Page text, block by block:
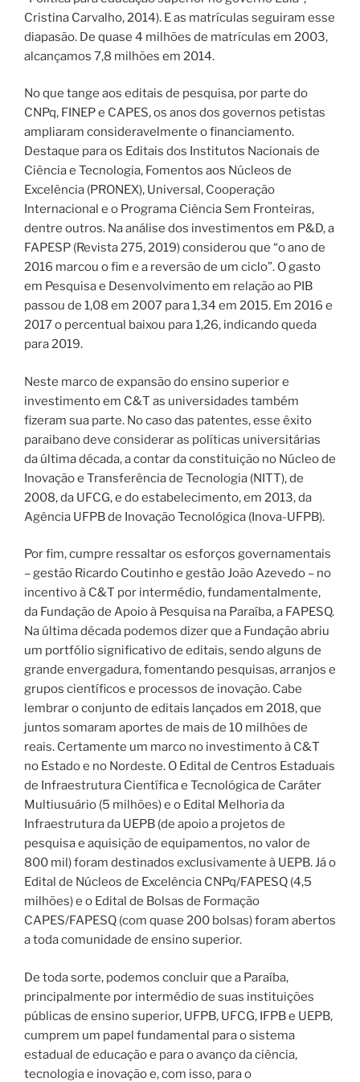
Cristina Carvalho, 2014). E as matrículas seguiram esse
diapasão. De quase 4 milhões de matrículas em 2003,
alcançamos 7,8 milhões em 2014.
No que tange aos editais de pesquisa, por parte do
CNPq, FINEP e CAPES, os anos dos governos petistas
ampliaram consideravelmente o financiamento.
Destaque para os Editais dos Institutos Nacionais de
Ciência e Tecnologia, Fomentos aos Núcleos de
Excelência (PRONEX), Universal, Cooperação
Internacional e o Programa Ciência Sem Fronteiras,
dentre outros. Na análise dos investimentos em P&D, a
FAPESP (Revista 275, 2019) considerou que “o ano de
2016 marcou o fim e a reversão de um ciclo”. O gasto
em Pesquisa e Desenvolvimento em relação ao PIB
passou de 1,08 em 2007 para 1,34 em 2015. Em 2016 e
2017 o percentual baixou para 1,26, indicando queda
para 2019.
Neste marco de expansão do ensino superior e
investimento em C&T as universidades também
fizeram sua parte. No caso das patentes, esse êxito
paraibano deve considerar as políticas universitárias
da última década, a contar da constituição no Núcleo de
Inovação e Transferência de Tecnologia (NITT), de
2008, da UFCG, e do estabelecimento, em 2013, da
Agência UFPB de Inovação Tecnológica (Inova-UFPB).
Por fim, cumpre ressaltar os esforços governamentais
– gestão Ricardo Coutinho e gestão João Azevedo – no
incentivo à C&T por intermédio, fundamentalmente,
da Fundação de Apoio à Pesquisa na Paraíba, a FAPESQ.
Na última década podemos dizer que a Fundação abriu
um portfólio significativo de editais, sendo alguns de
grande envergadura, fomentando pesquisas, arranjos e
grupos científicos e processos de inovação. Cabe
lembrar o conjunto de editais lançados em 2018, que
juntos somaram aportes de mais de 10 milhões de
reais. Certamente um marco no investimento à C&T
no Estado e no Nordeste. O Edital de Centros Estaduais
de Infraestrutura Científica e Tecnológica de Caráter
Multiusuário (5 milhões) e o Edital Melhoria da
Infraestrutura da UEPB (de apoio a projetos de
pesquisa e aquisição de equipamentos, no valor de
800 mil) foram destinados exclusivamente à UEPB. Já o
Edital de Núcleos de Excelência CNPq/FAPESQ (4,5
milhões) e o Edital de Bolsas de Formação
CAPES/FAPESQ (com quase 200 bolsas) foram abertos
a toda comunidade de ensino superior.
De toda sorte, podemos concluir que a Paraíba,
principalmente por intermédio de suas instituições
públicas de ensino superior, UFPB, UFCG, IFPB e UEPB,
cumprem um papel fundamental para o sistema
estadual de educação e para o avanço da ciência,
tecnologia e inovação e, com isso, para o